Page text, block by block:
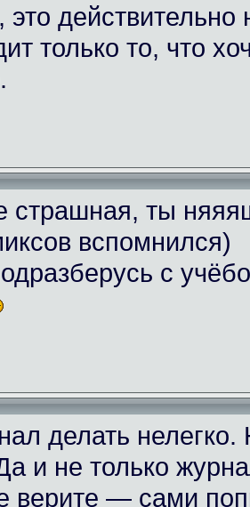
действительно
только то, что
страшная, ты
вспомнился)
с
делать
и не только
верите — сами